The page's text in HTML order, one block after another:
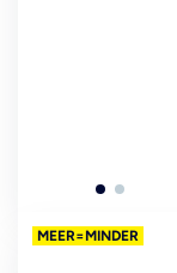
MEER=MINDER